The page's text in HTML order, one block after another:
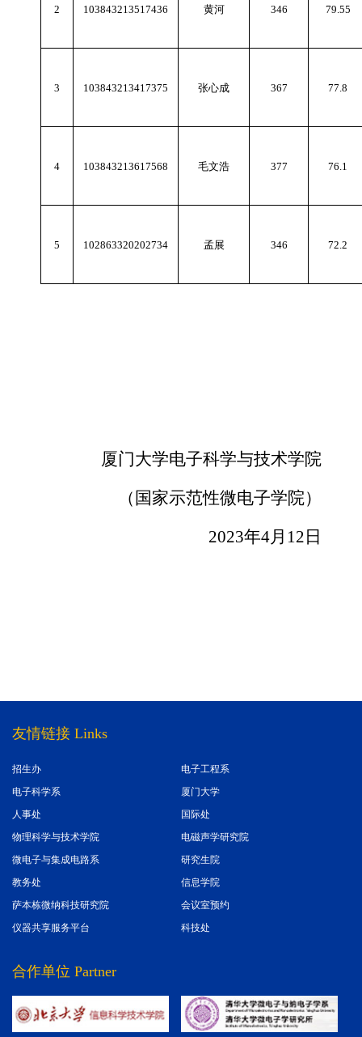
2 103843213517436 黄河 346 79.55
3 103843213417375 张心成 367 77.8
4 103843213617568 毛文浩 377 76.1
5 102863320202734 孟展 346 72.2
厦门大学电子科学与技术学院
（国家示范性微电子学院）
2023年4月 12 日
友情链接 Links
电子工程系
招生办
厦门大学
电子科学系
国际处
人事处
电磁声学研究院
物理科学与技术学院
研究生院
微电子与集成电路系
信息学院
教务处
会议室预约
萨本栋微纳科技研究院
科技处
仪器共享服务平台
合作单位 Partner